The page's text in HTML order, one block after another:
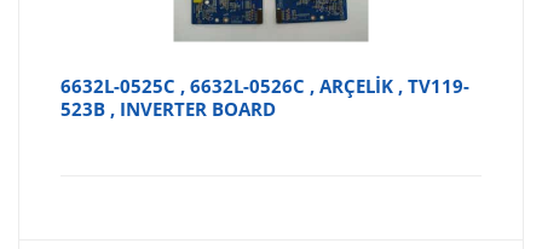
6632L-0525C , 6632L-0526C , ARÇELİK , TV119-
523B , INVERTER BOARD